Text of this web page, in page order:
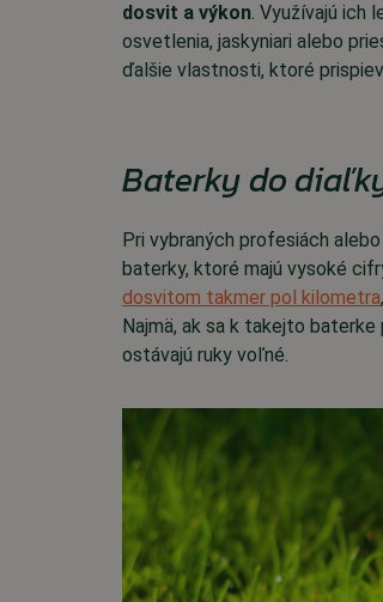
dosvit a výkon. Využívajú ich
osvetlenia, jaskyniari alebo
ďalšie vlastnosti, ktoré
Baterky do
Pri vybraných profesiách
baterky, ktoré majú vysoké
dosvitom takmer pol kilometra
Najmä, ak sa k takejto
ostávajú ruky voľné.